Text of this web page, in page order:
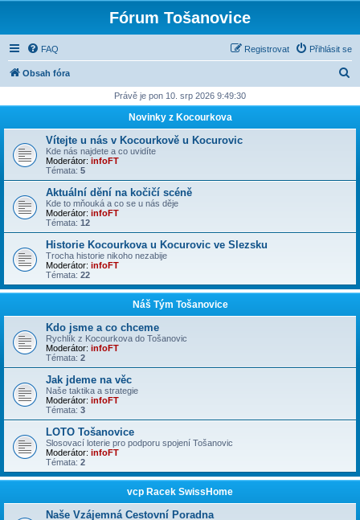
Fórum Tošanovice
FAQ Přihlásit se
Registrovat
Obsah fóra
d
Právě je pon 10. srp 2026 9:49:30
Novinky z Kocourkova
Vítejte u nás v Kocourkově u Kocurovic
Kde nás najdete a co uvidíte
Moderátor: infoFT
Témata: 5
Aktuální dění na kočičí scéně
Kde to mňouká a co se u nás děje
Moderátor: infoFT
Témata: 12
Historie Kocourkova u Kocurovic ve Slezsku
Trocha historie nikoho nezabije
Moderátor: infoFT
Témata: 22
Náš Tým Tošanovice
Kdo jsme a co chceme
Rychlík z Kocourkova do Tošanovic
Moderátor: infoFT
Témata: 2
Jak jdeme na věc
Naše taktika a strategie
Moderátor: infoFT
Témata: 3
LOTO Tošanovice
Slosovací loterie pro podporu spojení Tošanovic
Moderátor: infoFT
Témata: 2
vcp Racek SwissHome
Naše Vzájemná Cestovní Poradna